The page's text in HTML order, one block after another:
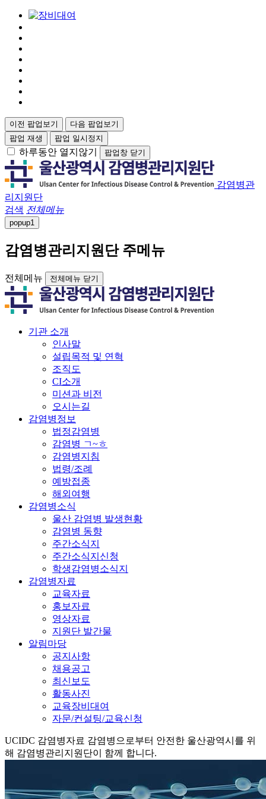
이전 팝업보기
다음 팝업보기
팝업 재생
팝업 일시정지
하루동안 열지않기 팝업창 닫기
감염병관
리지원단
검색 전체메뉴
popup1
감염병관리지원단 주메뉴
전체메뉴 전체메뉴 닫기
기관 소개
인사말
설립목적 및 연혁
조직도
CI소개
미션과 비전
오시는길
감염병정보
법정감염병
감염병 ㄱ~ㅎ
감염병지침
법령/조례
예방접종
해외여행
감염병소식
울산 감염병 발생현황
감염병 동향
주간소식지
주간소식지신청
학생감염병소식지
감염병자료
교육자료
홍보자료
영상자료
지원단 발간물
알림마당
공지사항
채용공고
최신보도
활동사진
교육장비대여
자문/컨설팅/교육신청
UCIDC 감염병자료 감염병으로부터 안전한 울산광역시를 위
해 감염병관리지원단이 함께 합니다.